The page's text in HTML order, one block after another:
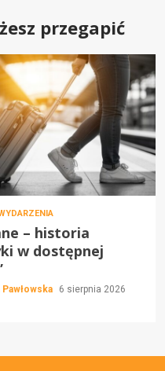
przegapić
– historia
w dostępnej
6 sierpnia 2026